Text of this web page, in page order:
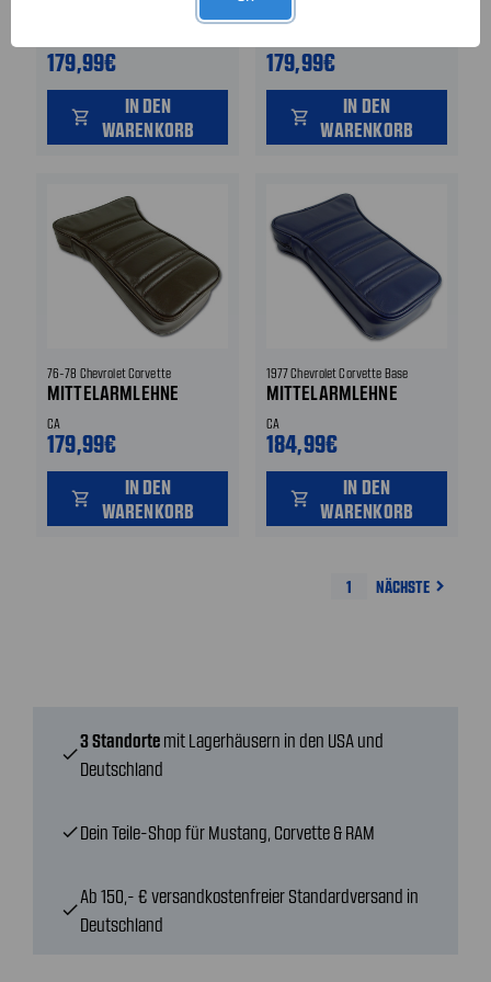
179,99€
shopping_cart
IN DEN
WARENKORB
MITTELARMLEHNE
179,99€
shopping_cart
IN DEN
WARENKORB
76-78 Chevrolet Corvette
MITTELARMLEHNE
CA
179,99€
shopping_cart
IN DEN
WARENKORB
1977 Chevrolet Corvette Base
MITTELARMLEHNE
CA
184,99€
shopping_cart
IN DEN
WARENKORB
1 NÄCHSTE navigate_next
check
3 Standorte mit Lagerhäusern in den USA und
Deutschland
checkDein Teile-Shop für Mustang, Corvette & RAM
check
Ab 150,- € versandkostenfreier Standardversand in
Deutschland